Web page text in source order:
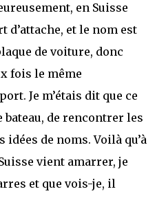
en Suisse
d’attache, et le nom est
de voiture, donc
fois le même
Je m’étais dit que ce
de rencontrer les
de noms. Voilà qu’à
vient amarrer, je
et que vois-je, il